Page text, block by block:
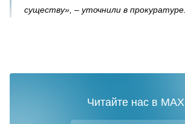
существу», – уточнили в прокуратуре.
Читайте нас в MAX